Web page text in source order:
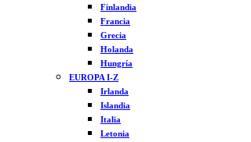
Finlandia
Francia
Grecia
Holanda
Hungría
EUROPA I-Z
Irlanda
Islandia
Italia
Letonia